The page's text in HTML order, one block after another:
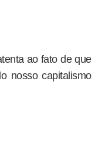
ao fato de que
nosso capitalismo